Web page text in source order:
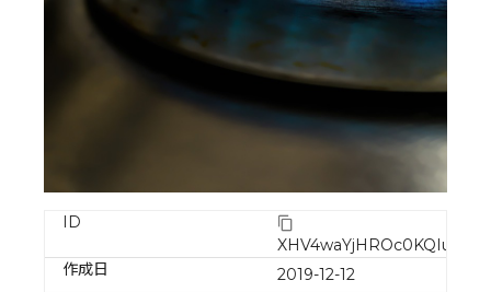
ID
XHV4waYjHROc0KQIuSog
作成日
2019-12-12